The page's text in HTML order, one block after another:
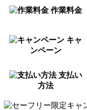
作業料金
キャ
ンペーン
支払い
方法